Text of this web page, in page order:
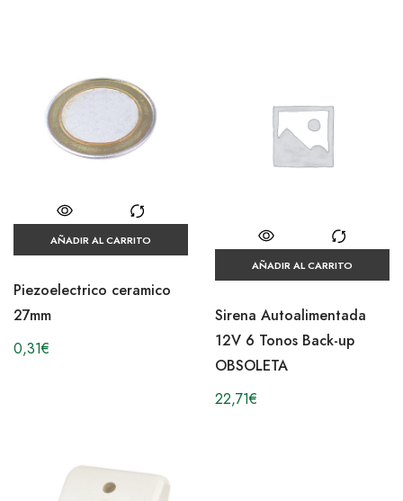
AÑADIR AL CARRITO
Piezoelectrico ceramico
27mm
0,31€
AÑADIR AL CARRITO
Sirena Autoalimentada
12V 6 Tonos Back-up
OBSOLETA
22,71€